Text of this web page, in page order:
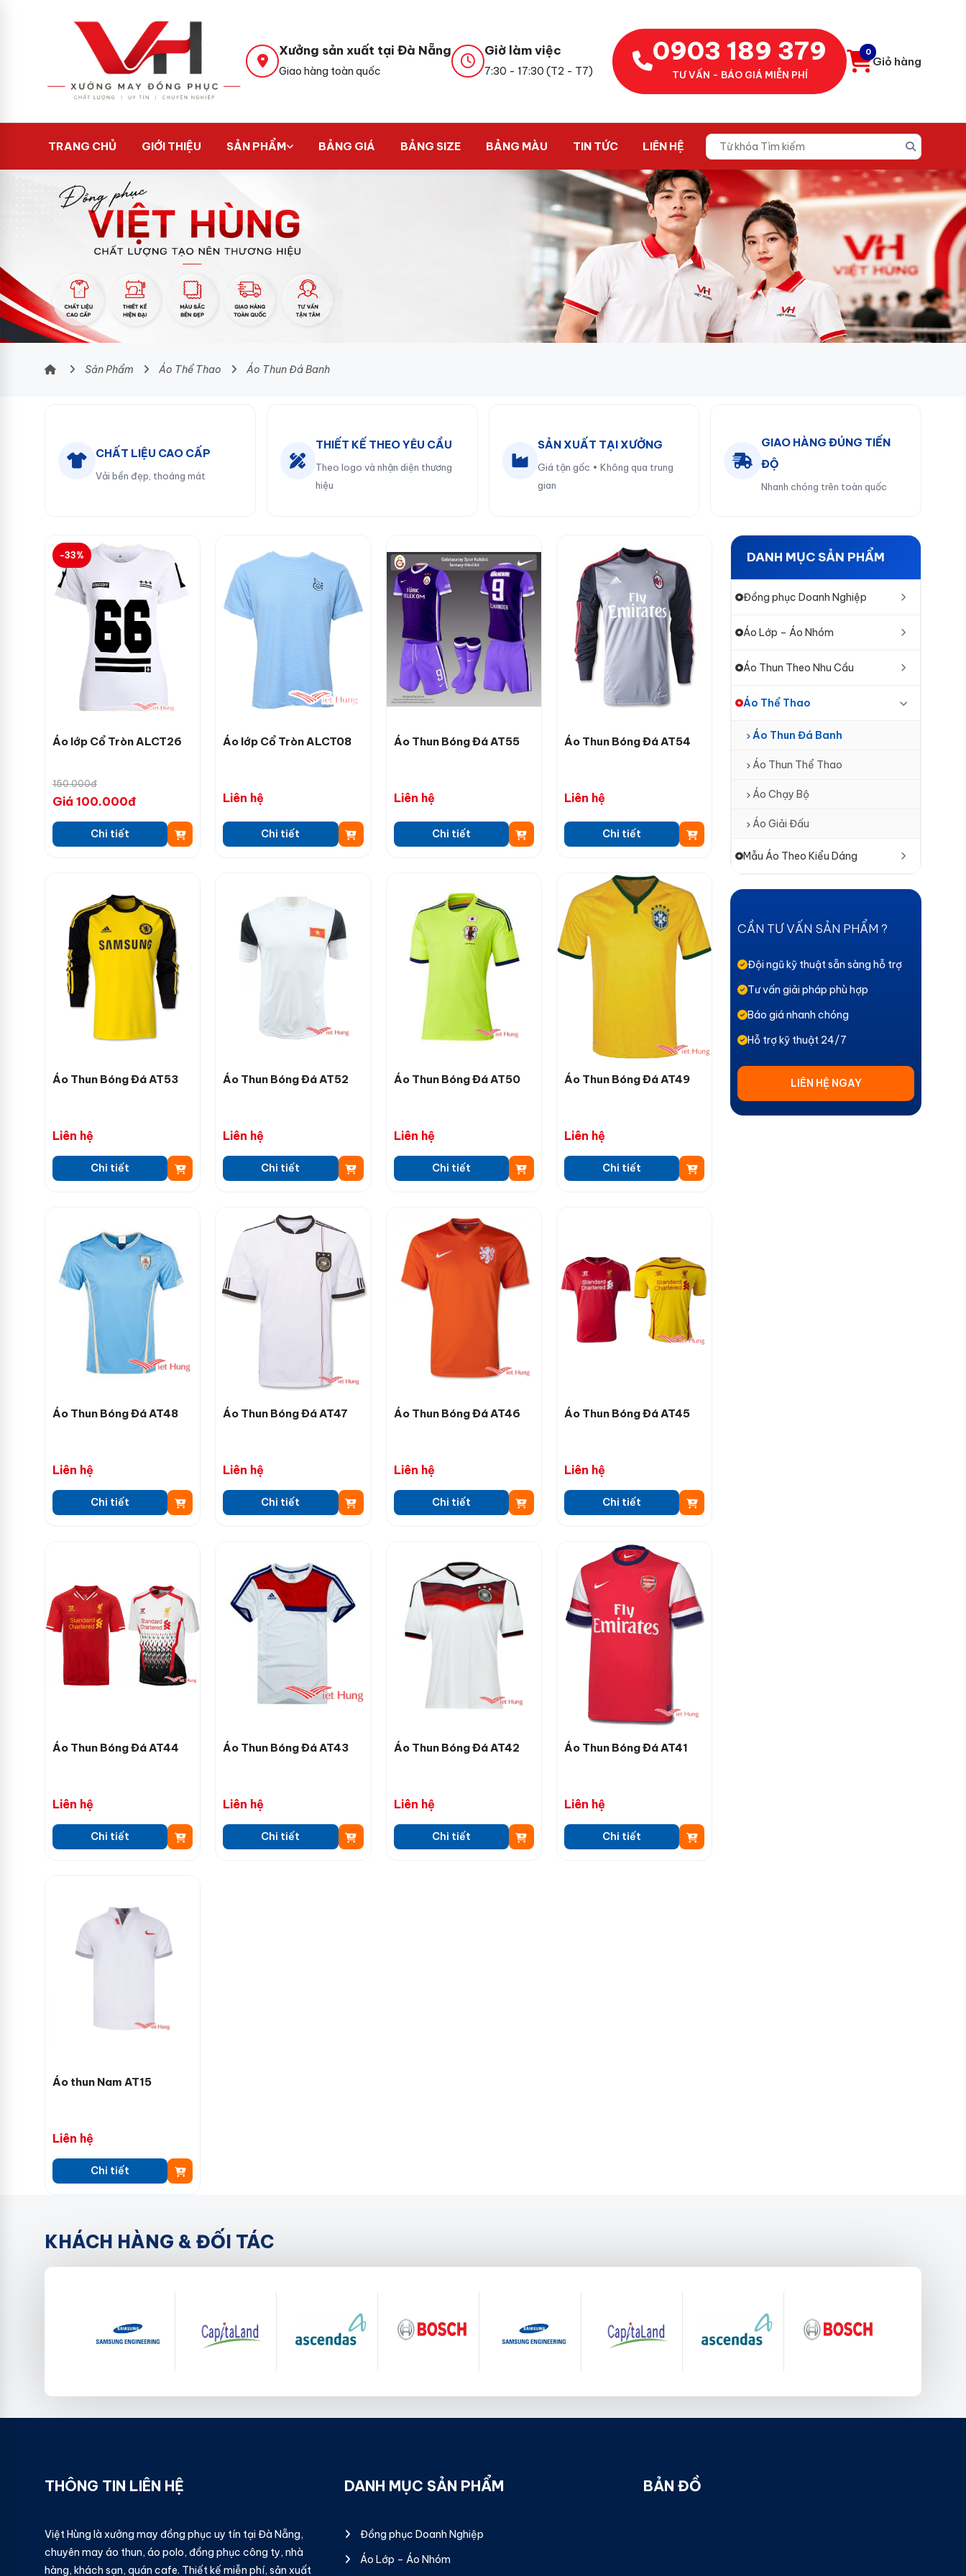
Xưởng sản xuất tại Đà Nẵng
Giao hàng toàn quốc
Giờ làm việc
7:30 - 17:30 (T2 - T7)
0903 189 379
TƯ VẤN - BÁO GIÁ MIỄN PHÍ
0
Giỏ hàng
TRANG CHỦ GIỚI THIỆU SẢN PHẨM BẢNG GIÁ BẢNG SIZE BẢNG MÀU TIN TỨC LIÊN HỆ
Sản Phẩm Áo Thể Thao Áo Thun Đá Banh
CHẤT LIỆU CAO CẤP
Vải bền đẹp, thoáng mát
THIẾT KẾ THEO YÊU CẦU
Theo logo và nhận diện thương
hiệu
SẢN XUẤT TẠI XƯỞNG
Giá tận gốc • Không qua trung
gian
GIAO HÀNG ĐÚNG TIẾN
ĐỘ
Nhanh chóng trên toàn quốc
-33%
Áo lớp Cổ Tròn ALCT26
150.000đ
Giá 100.000đ
Chi tiết
Áo lớp Cổ Tròn ALCT08
Liên hệ
Chi tiết
Áo Thun Bóng Đá AT55
Liên hệ
Chi tiết
Áo Thun Bóng Đá AT54
Liên hệ
Chi tiết
Áo Thun Bóng Đá AT53
Liên hệ
Chi tiết
Áo Thun Bóng Đá AT52
Liên hệ
Chi tiết
Áo Thun Bóng Đá AT50
Liên hệ
Chi tiết
Áo Thun Bóng Đá AT49
Liên hệ
Chi tiết
Áo Thun Bóng Đá AT48
Liên hệ
Chi tiết
Áo Thun Bóng Đá AT47
Liên hệ
Chi tiết
Áo Thun Bóng Đá AT46
Liên hệ
Chi tiết
Áo Thun Bóng Đá AT45
Liên hệ
Chi tiết
Áo Thun Bóng Đá AT44
Liên hệ
Chi tiết
Áo Thun Bóng Đá AT43
Liên hệ
Chi tiết
Áo Thun Bóng Đá AT42
Liên hệ
Chi tiết
Áo Thun Bóng Đá AT41
Liên hệ
Chi tiết
Áo thun Nam AT15
Liên hệ
Chi tiết
DANH MỤC SẢN PHẨM
Đồng phục Doanh Nghiệp
Áo Lớp – Áo Nhóm
Áo Thun Theo Nhu Cầu
Áo Thể Thao
Áo Thun Đá Banh
Áo Thun Thể Thao
Áo Chạy Bộ
Áo Giải Đấu
Mẫu Áo Theo Kiểu Dáng
CẦN TƯ VẤN SẢN PHẨM ?
Đội ngũ kỹ thuật sẵn sàng hỗ trợ
Tư vấn giải pháp phù hợp
Báo giá nhanh chóng
Hỗ trợ kỹ thuật 24/7
LIÊN HỆ NGAY
KHÁCH HÀNG & ĐỐI TÁC
THÔNG TIN LIÊN HỆ
Việt Hùng là xưởng may đồng phục uy tín tại Đà Nẵng,
chuyên may áo thun, áo polo, đồng phục công ty, nhà
hàng, khách sạn, quán cafe. Thiết kế miễn phí, sản xuất
DANH MỤC SẢN PHẨM
Đồng phục Doanh Nghiệp
Áo Lớp – Áo Nhóm
BẢN ĐỒ